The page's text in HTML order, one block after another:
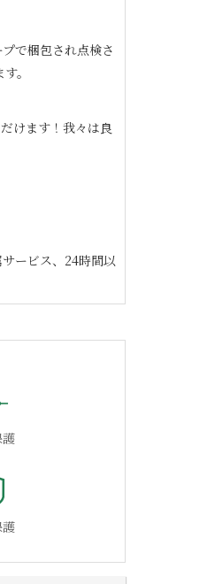
で梱包され点検さ
。
けます！我々は良
ービス、24時間以